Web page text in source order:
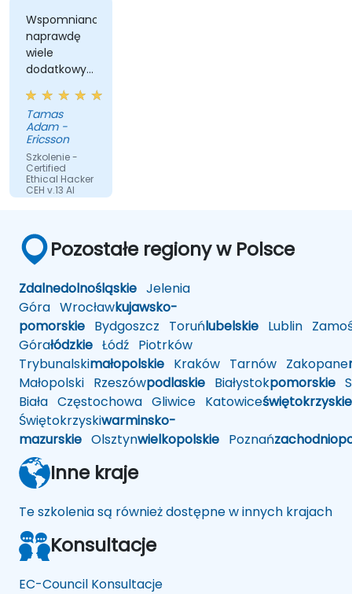
Wspomniano
naprawdę
wiele
dodatkowych
narzędzi i
przykłady z
życia
rzeczywistego
z
doświadczenia
Manego.
Tamas
Adam -
Ericsson
Szkolenie -
Certified
Ethical Hacker
CEH v.13 AI
inteligencjęPozostałe regiony w Polsce
Zdalnedolnośląskie Jelenia
Góra Wrocławkujawsko-
pomorskie Bydgoszcz Toruńlubelskie Lublin
Górałódzkie Łódź Piotrków
Trybunalskimałopolskie Kraków Tarnów Zakopane
Małopolski Rzeszówpodlaskie Białystokpomorskie
Biała Częstochowa Gliwice Katowiceświętokrzyskie
Świętokrzyskiwarminsko-
mazurskie Olsztynwielkopolskie Poznań
Inne kraje
Te szkolenia są również dostępne w innych krajach
Konsultacje
EC-Council Konsultacje